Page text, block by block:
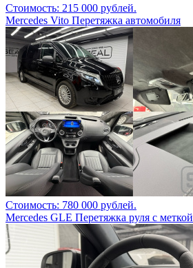
Стоимость: 215 000 рублей.
Mercedes Vito Перетяжка автомобиля
Стоимость: 780 000 рублей.
Mercedes GLE Перетяжка руля с меткой